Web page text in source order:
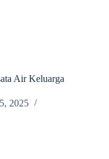
Air Keluarga
2025